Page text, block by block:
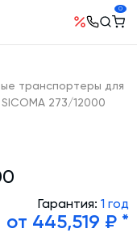
0
транспортеры для
273/12000
Гарантия: 1 год
от 445,519 ₽ *